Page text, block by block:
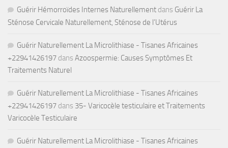
Guérir Hémorroïdes Internes Naturellement dans Guérir La
Sténose Cervicale Naturellement, Sténose de l’Utérus
Guérir Naturellement La Microlithiase - Tisanes Africaines
+22941426197 dans Azoospermie: Causes Symptômes Et
Traitements Naturel
Guérir Naturellement La Microlithiase - Tisanes Africaines
+22941426197 dans 35- Varicocèle testiculaire et Traitements
Varicocèle Testiculaire
Guérir Naturellement La Microlithiase - Tisanes Africaines